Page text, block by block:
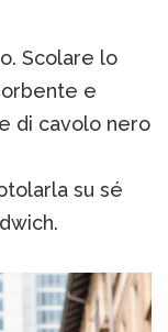
Scolare lo
e
di cavolo nero
su sé